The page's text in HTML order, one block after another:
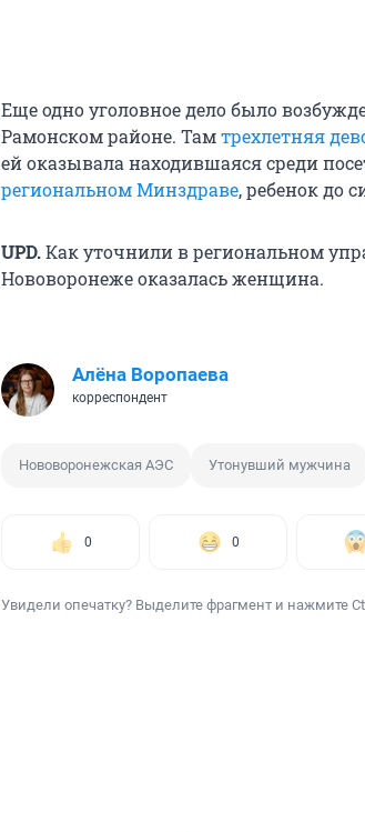
Еще одно уголовное дело было
Рамонском районе. Тамтрехлетняя
ей оказывала находившаяся среди
региональном Минздраве, ребенок до
UPD.Как уточнили в региональном
Нововоронеже оказалась женщина.
Алёна Воропаева
корреспондент
Нововоронежская АЭС Утонувший мужчина
0 0
Увидели опечатку? Выделите фрагмент и нажмите